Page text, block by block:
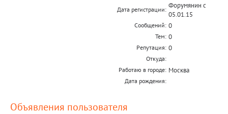
Дата регистрации: Форумянин с
05.01.15
Сообщений: 0
Тем: 0
Репутация: 0
Откуда:
Работаю в городе: Москва
Дата рождения:
Объявления пользователя